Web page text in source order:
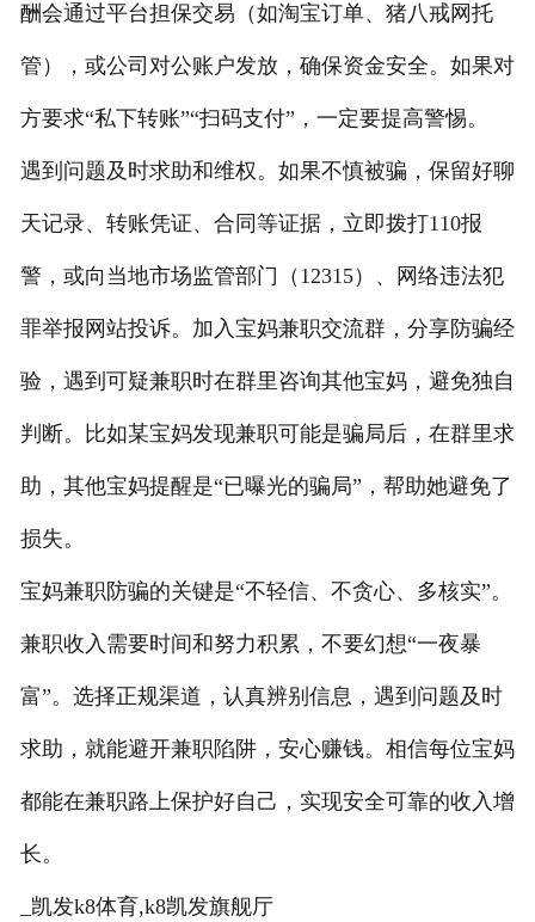
酬会通过平台担保交易（如淘宝订单、猪八戒网托
管），或公司对公账户发放，确保资金安全。如果对
方要求“私下转账”“扫码支付”，一定要提高警惕。
遇到问题及时求助和维权。如果不慎被骗，保留好聊
天记录、转账凭证、合同等证据，立即拨打110报
警，或向当地市场监管部门（12315）、网络违法犯
罪举报网站投诉。加入宝妈兼职交流群，分享防骗经
验，遇到可疑兼职时在群里咨询其他宝妈，避免独自
判断。比如某宝妈发现兼职可能是骗局后，在群里求
助，其他宝妈提醒是“已曝光的骗局”，帮助她避免了
损失。
宝妈兼职防骗的关键是“不轻信、不贪心、多核实”。
兼职收入需要时间和努力积累，不要幻想“一夜暴
富”。选择正规渠道，认真辨别信息，遇到问题及时
求助，就能避开兼职陷阱，安心赚钱。相信每位宝妈
都能在兼职路上保护好自己，实现安全可靠的收入增
长。
_凯发k8体育,k8凯发旗舰厅